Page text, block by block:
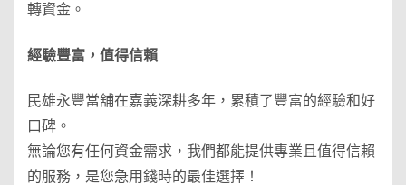
轉資金。
經驗豐富，值得信賴
民雄永豐當舖在嘉義深耕多年，累積了豐富的經驗和好
口碑。
無論您有任何資金需求，我們都能提供專業且值得信賴
的服務，是您急用錢時的最佳選擇！